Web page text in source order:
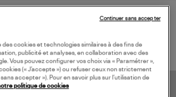
des cookies et technologies similaires à des fins de
publicité et analyses, en collaboration avec des
Vous pouvez configurer vos choix via « Paramétrer »,
(« J’accepte ») ou refuser ceux non strictement
accepter »). Pour en savoir plus sur l’utilisation de
politique de cookies
Continuer sans accepter